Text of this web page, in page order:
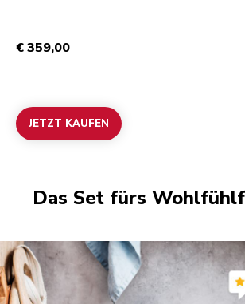
€ 359,00
JETZT KAUFEN
Das Set fürs